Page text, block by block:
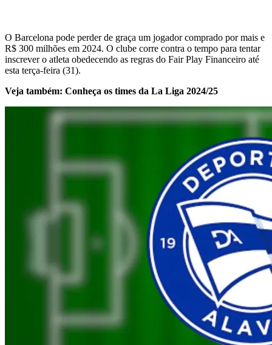
O Barcelona pode perder de graça um jogador comprado por mais e
R$ 300 milhões em 2024. O clube corre contra o tempo para tentar
inscrever o atleta obedecendo as regras do Fair Play Financeiro até
esta terça-feira (31).
Veja também: Conheça os times da La Liga 2024/25